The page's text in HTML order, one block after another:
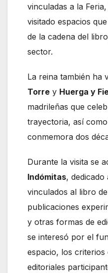
vinculadas a la
visitado espacios
de la cadena del
sector.
La reina también ha
Torre y Huerga y
madrileñas que
trayectoria, así como
conmemora dos
Durante la visita se
Indómitas,
vinculados al libro
publicaciones
y otras formas de
se interesó por el
espacio, los criterios
editoriales